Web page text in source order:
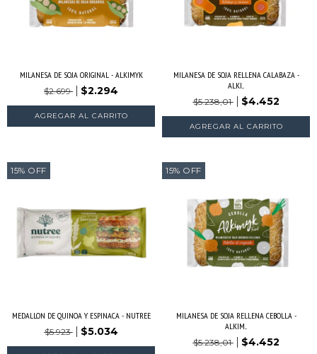
MILANESA DE SOJA ORIGINAL - ALKIMYK
$2.699
$2.294
MILANESA DE SOJA RELLENA CALABAZA -
ALKI...
$5.238,01
$4.452
15% OFF
MEDALLON DE QUINOA Y ESPINACA - NUTREE
$5.923
$5.034
15% OFF
MILANESA DE SOJA RELLENA CEBOLLA -
ALKIM...
$5.238,01
$4.452